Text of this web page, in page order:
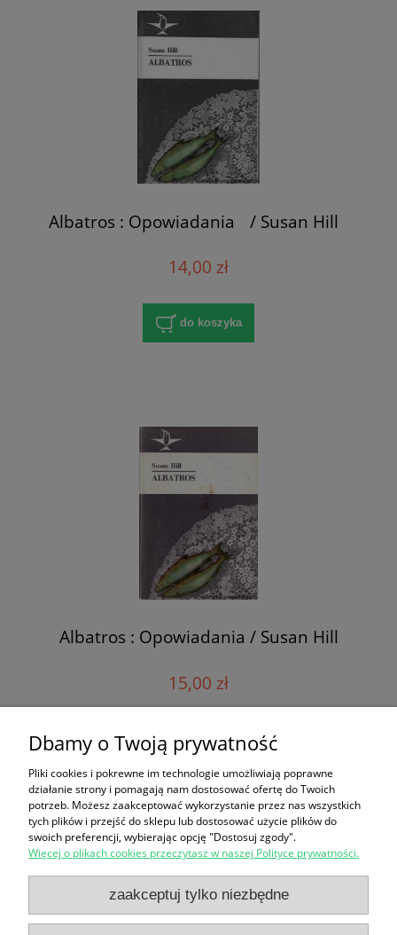
Albatros : Opowiadania / Susan Hill
14,00 zł
do koszyka
Albatros : Opowiadania / Susan Hill
15,00 zł
do koszyka
« 1 2 3 4 5 ... 17
Zakupy
Pomoc
Dbamy o Twoją prywatność
Pliki cookies i pokrewne im technologie umożliwiają poprawne
działanie strony i pomagają nam dostosować ofertę do Twoich
potrzeb. Możesz zaakceptować wykorzystanie przez nas wszystkich
tych plików i przejść do sklepu lub dostosować użycie plików do
swoich preferencji, wybierając opcję "Dostosuj zgody".
Więcej o plikach cookies przeczytasz w naszej Polityce prywatności.
zaakceptuj tylko niezbędne